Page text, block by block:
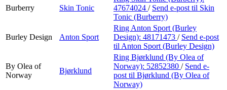
Burberry Skin Tonic
47674024 / Send e-post til Skin
Tonic (Burberry)
Burley Design Anton Sport
Ring Anton Sport (Burley
Design): 48171473 / Send e-post
til Anton Sport (Burley Design)
By Olea of
Norway
Bjørklund
Ring Bjørklund (By Olea of
Norway): 52852380 / Send e-
post til Bjørklund (By Olea of
Norway)